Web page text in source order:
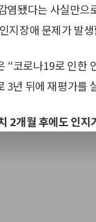
염됐다는 사실만으
지장애 문제가 발
“코로나19로 인한
3년 뒤에 재평가를
2개월 후에도 인지